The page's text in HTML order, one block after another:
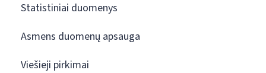
Statistiniai duomenys
Asmens duomenų apsauga
Viešieji pirkimai